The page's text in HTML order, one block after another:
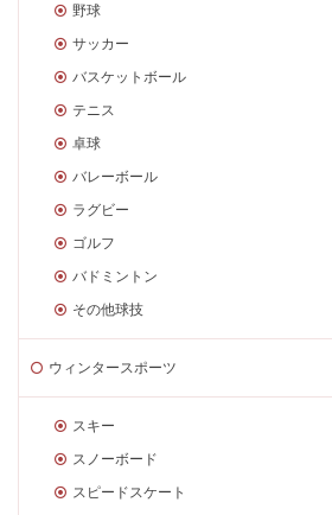
野球
サッカー
バスケットボール
テニス
卓球
バレーボール
ラグビー
ゴルフ
バドミントン
その他球技
ウィンタースポーツ
スキー
スノーボード
スピードスケート